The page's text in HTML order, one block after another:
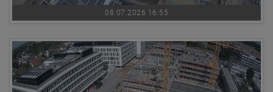
08.07.2026 16:55